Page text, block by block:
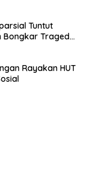
Tuntut
Bongkar Tragedi
Rayakan HUT